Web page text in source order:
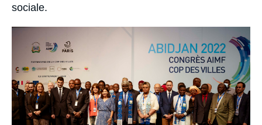
sociale.
Image
principale